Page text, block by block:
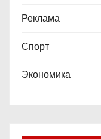
Реклама
Спорт
Экономика